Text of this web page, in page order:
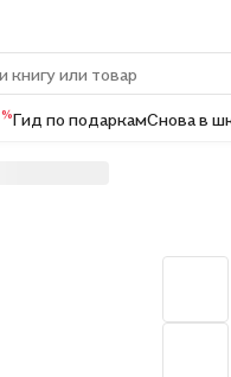
%Гид по подаркамСнова в